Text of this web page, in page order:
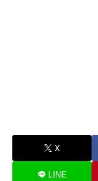
X
LINE